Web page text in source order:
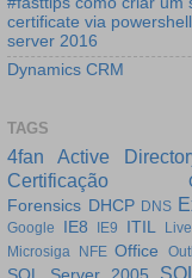
certificate via
server 2016
Dynamics CRM
TAGS
4fan Active
Certificação
Forensics DHCP DNS
Google IE8 IE9 ITIL Live
Microsiga NFE Office